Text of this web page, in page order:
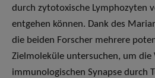
durch zytotoxische Lymphozyten
entgehen können. Dank des
die beiden Forscher mehrere
Zielmoleküle untersuchen, um die
immunologischen Synapse durch